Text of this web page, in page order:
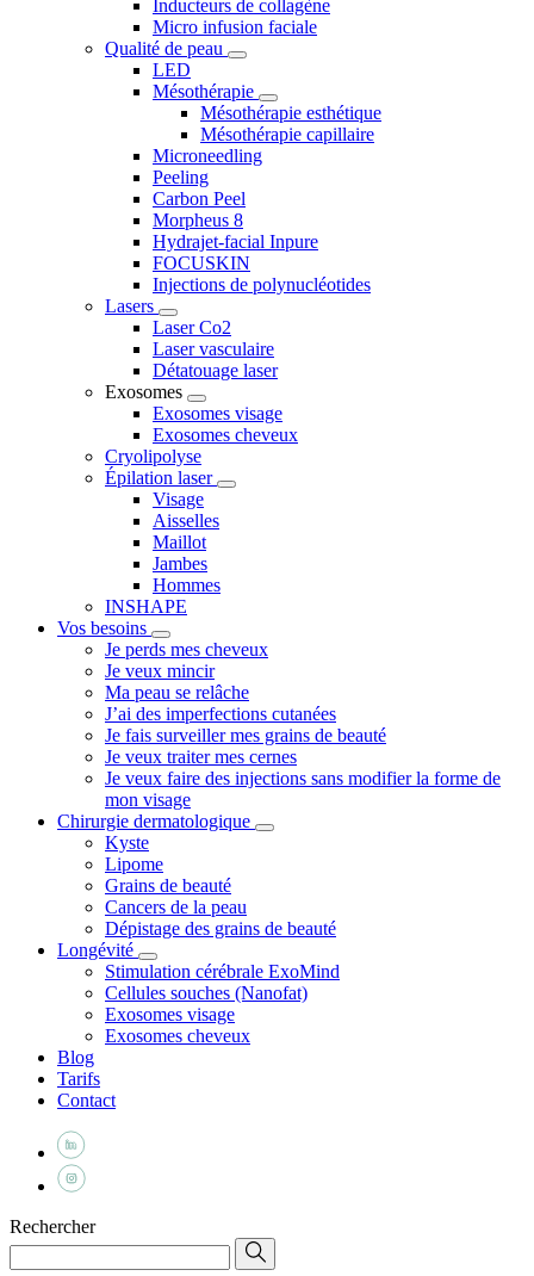
Inducteurs de collagène
Micro infusion faciale
Qualité de peau
LED
Mésothérapie
Mésothérapie esthétique
Mésothérapie capillaire
Microneedling
Peeling
Carbon Peel
Morpheus 8
Hydrajet-facial Inpure
FOCUSKIN
Injections de polynucléotides
Lasers
Laser Co2
Laser vasculaire
Détatouage laser
Exosomes
Exosomes visage
Exosomes cheveux
Cryolipolyse
Épilation laser
Visage
Aisselles
Maillot
Jambes
Hommes
INSHAPE
Vos besoins
Je perds mes cheveux
Je veux mincir
Ma peau se relâche
J’ai des imperfections cutanées
Je fais surveiller mes grains de beauté
Je veux traiter mes cernes
Je veux faire des injections sans modifier la forme de
mon visage
Chirurgie dermatologique
Kyste
Lipome
Grains de beauté
Cancers de la peau
Dépistage des grains de beauté
Longévité
Stimulation cérébrale ExoMind
Cellules souches (Nanofat)
Exosomes visage
Exosomes cheveux
Blog
Tarifs
Contact
Rechercher